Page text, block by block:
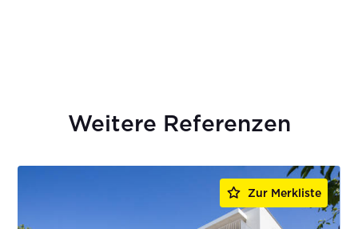
Weitere Referenzen
Zur Merkliste